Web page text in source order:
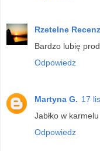
Rzetelne
Bardzo lubię
Odpowiedz
Martyna G. 17
Jabłko w
Odpowiedz